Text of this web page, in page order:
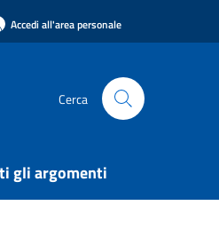
Accedi all'area personale
Cerca
gli argomenti